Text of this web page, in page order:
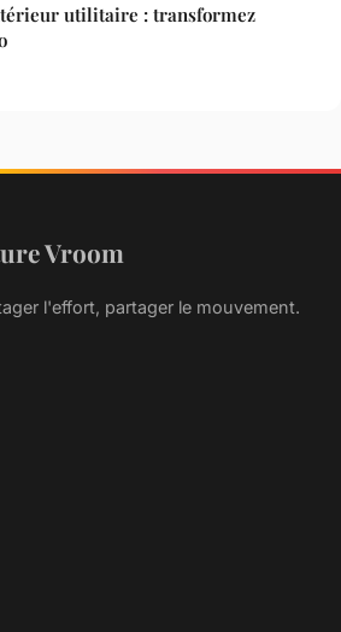
utilitaire : transformez
Vroom
l'effort, partager le mouvement.